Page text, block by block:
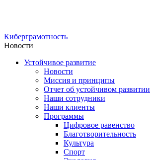
Киберграмотность
Новости
Устойчивое развитие
Новости
Миссия и принципы
Отчет об устойчивом развитии
Наши сотрудники
Наши клиенты
Программы
Цифровое равенство
Благотворительность
Культура
Спорт